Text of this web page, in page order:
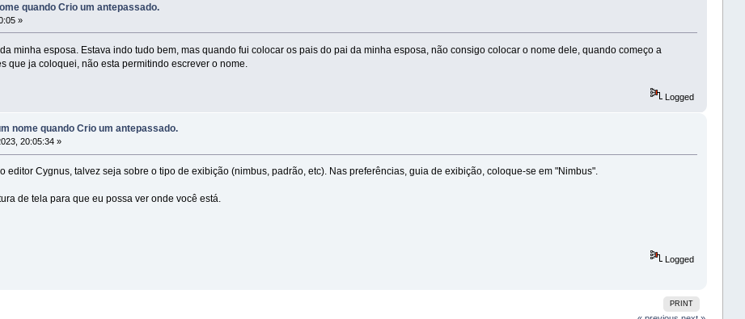
quando Crio um antepassado.
»
minha esposa. Estava indo tudo bem, mas quando fui colocar os pais do pai da minha esposa, não consigo colocar o nome dele, quando começo a
que ja coloquei, não esta permitindo escrever o nome.
Logged
nome quando Crio um antepassado.
20:05:34 »
editor Cygnus, talvez seja sobre o tipo de exibição (nimbus, padrão, etc). Nas preferências, guia de exibição, coloque-se em "Nimbus".
de tela para que eu possa ver onde você está.
Logged
PRINT